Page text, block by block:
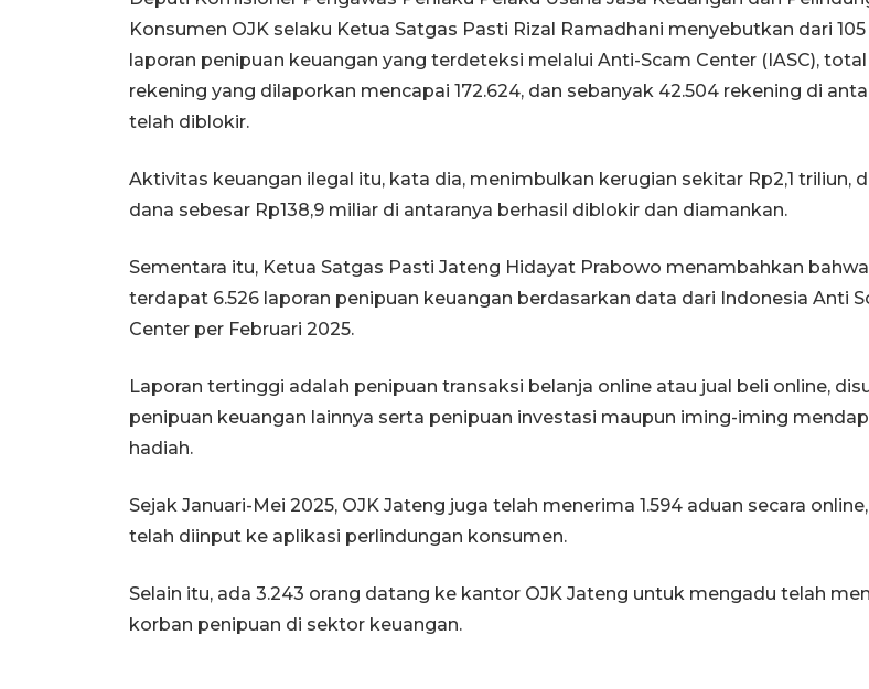
Konsumen OJK selaku Ketua Satgas Pasti Rizal Ramadhani menyebutkan dari 105
laporan penipuan keuangan yang terdeteksi melalui Anti-Scam Center (IASC), total
rekening yang dilaporkan mencapai 172.624, dan sebanyak 42.504 rekening di
telah diblokir.
Aktivitas keuangan ilegal itu, kata dia, menimbulkan kerugian sekitar Rp2,1 triliun,
dana sebesar Rp138,9 miliar di antaranya berhasil diblokir dan diamankan.
Sementara itu, Ketua Satgas Pasti Jateng Hidayat Prabowo menambahkan bahwa
terdapat 6.526 laporan penipuan keuangan berdasarkan data dari Indonesia Anti
Center per Februari 2025.
Laporan tertinggi adalah penipuan transaksi belanja online atau jual beli online,
penipuan keuangan lainnya serta penipuan investasi maupun iming-iming
hadiah.
Sejak Januari-Mei 2025, OJK Jateng juga telah menerima 1.594 aduan secara
telah diinput ke aplikasi perlindungan konsumen.
Selain itu, ada 3.243 orang datang ke kantor OJK Jateng untuk mengadu telah
korban penipuan di sektor keuangan.
Kemarau memuncak,
Waduk Delingan
menyusut
27 July 2026 20:07 WIB